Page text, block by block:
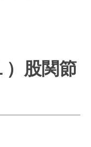
）股関節